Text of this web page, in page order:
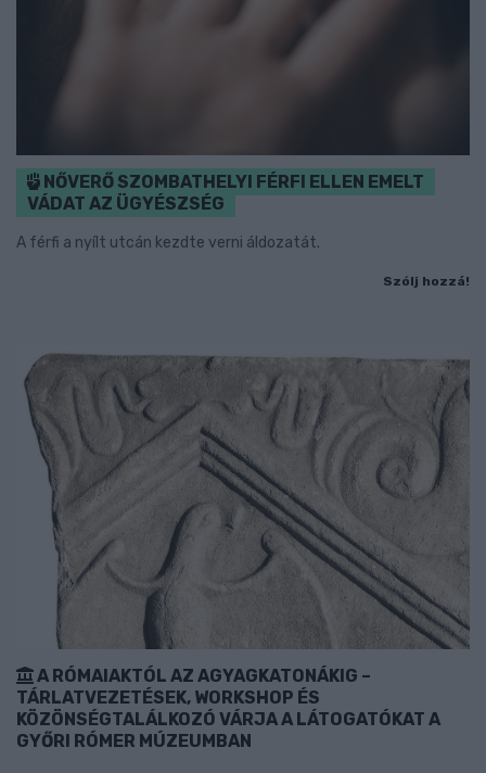
NŐVERŐ SZOMBATHELYI FÉRFI ELLEN EMELT
VÁDAT AZ ÜGYÉSZSÉG
A férfi a nyílt utcán kezdte verni áldozatát.
Szólj hozzá!
A RÓMAIAKTÓL AZ AGYAGKATONÁKIG –
TÁRLATVEZETÉSEK, WORKSHOP ÉS
KÖZÖNSÉGTALÁLKOZÓ VÁRJA A LÁTOGATÓKAT A
GYŐRI RÓMER MÚZEUMBAN